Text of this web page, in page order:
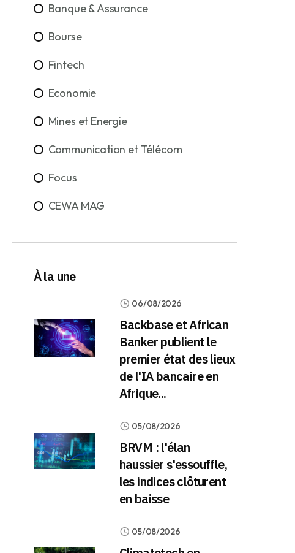
Banque & Assurance
Bourse
Fintech
Economie
Mines et Energie
Communication et Télécom
Focus
CEWA MAG
À la une
06/08/2026
Backbase et African
Banker publient le
premier état des lieux
de l'IA bancaire en
Afrique...
05/08/2026
BRVM : l'élan
haussier s'essouffle,
les indices clôturent
en baisse
05/08/2026